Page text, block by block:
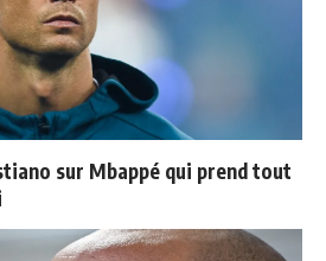
sur Mbappé qui prend tout